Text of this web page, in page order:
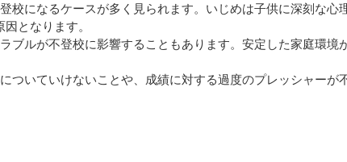
校になるケースが多く見られます。いじめは子供に深刻な心
となります。
ブルが不登校に影響することもあります。安定した家庭環境
ついていけないことや、成績に対する過度のプレッシャーが